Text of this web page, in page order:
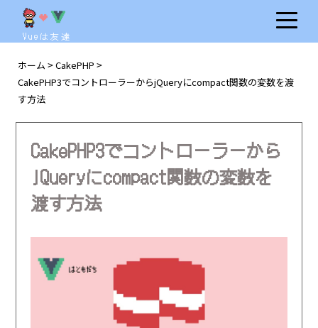
Vueは友達
ホーム > CakePHP >
CakePHP3でコントローラーからjQueryにcompact関数の変数を渡
す方法
CakePHP3でコントローラーから
jQueryにcompact関数の変数を
渡す方法